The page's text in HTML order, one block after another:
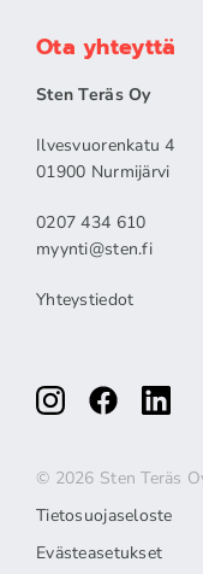
Ota yhteyttä
Sten Teräs Oy
Ilvesvuorenkatu 4
01900 Nurmijärvi
0207 434 610
myynti@sten.fi
Yhteystiedot
© 2026 Sten Teräs
Tietosuojaseloste
Evästeasetukset